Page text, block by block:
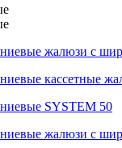
жалюзи с
кассетные
SYSTEM 50
жалюзи с